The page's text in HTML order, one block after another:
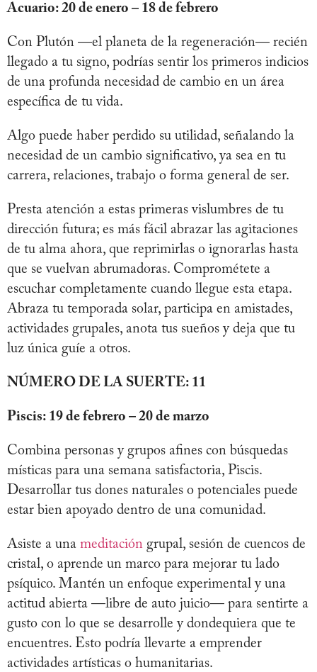
Acuario: 20 de enero – 18 de febrero
Con Plutón —el planeta de la regeneración— recién
llegado a tu signo, podrías sentir los primeros indicios
de una profunda necesidad de cambio en un área
específica de tu vida.
Algo puede haber perdido su utilidad, señalando la
necesidad de un cambio significativo, ya sea en tu
carrera, relaciones, trabajo o forma general de ser.
Presta atención a estas primeras vislumbres de tu
dirección futura; es más fácil abrazar las agitaciones
de tu alma ahora, que reprimirlas o ignorarlas hasta
que se vuelvan abrumadoras. Comprométete a
escuchar completamente cuando llegue esta etapa.
Abraza tu temporada solar, participa en amistades,
actividades grupales, anota tus sueños y deja que tu
luz única guíe a otros.
NÚMERO DE LA SUERTE: 11
Piscis: 19 de febrero – 20 de marzo
Combina personas y grupos afines con búsquedas
místicas para una semana satisfactoria, Piscis.
Desarrollar tus dones naturales o potenciales puede
estar bien apoyado dentro de una comunidad.
Asiste a una meditación grupal, sesión de cuencos de
cristal, o aprende un marco para mejorar tu lado
psíquico. Mantén un enfoque experimental y una
actitud abierta —libre de auto juicio— para sentirte a
gusto con lo que se desarrolle y dondequiera que te
encuentres. Esto podría llevarte a emprender
actividades artísticas o humanitarias.